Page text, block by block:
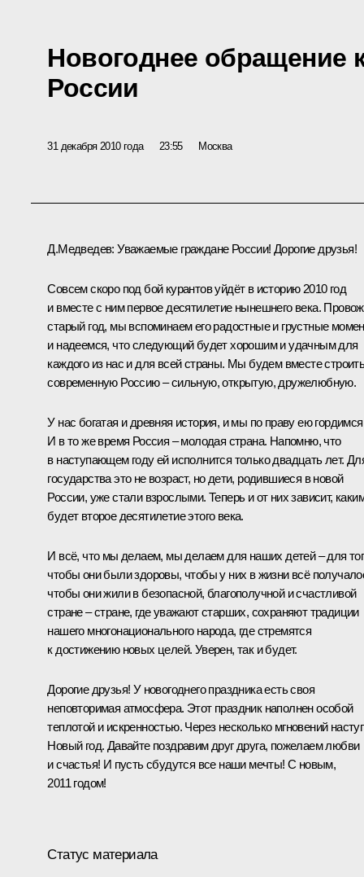
Новогоднее обращение
России
31 декабря 2010 года 23:55 Москва
Д.Медведев: Уважаемые граждане России! Дорогие друзья!
Совсем скоро под бой курантов уйдёт в историю 2010 год
и вместе с ним первое десятилетие нынешнего века.
старый год, мы вспоминаем его радостные и грустные
и надеемся, что следующий будет хорошим и удачным для
каждого из нас и для всей страны. Мы будем вместе
современную Россию – сильную, открытую, дружелюбную.
У нас богатая и древняя история, и мы по праву ею
И в то же время Россия – молодая страна. Напомню, что
в наступающем году ей исполнится только двадцать лет.
государства это не возраст, но дети, родившиеся в новой
России, уже стали взрослыми. Теперь и от них зависит,
будет второе десятилетие этого века.
И всё, что мы делаем, мы делаем для наших детей – для
чтобы они были здоровы, чтобы у них в жизни всё
чтобы они жили в безопасной, благополучной и счастливой
стране – стране, где уважают старших, сохраняют традиции
нашего многонационального народа, где стремятся
к достижению новых целей. Уверен, так и будет.
Дорогие друзья! У новогоднего праздника есть своя
неповторимая атмосфера. Этот праздник наполнен особой
теплотой и искренностью. Через несколько мгновений
Новый год. Давайте поздравим друг друга, пожелаем любви
и счастья! И пусть сбудутся все наши мечты! С новым,
2011 годом!
Статус материала